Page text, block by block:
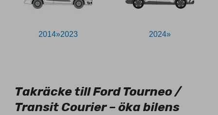
2014»2023 2024»
Takräcke till Ford Tourneo /
Transit Courier – öka bilens